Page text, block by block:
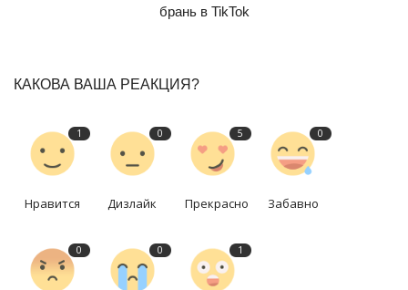
брань в TikTok
КАКОВА ВАША РЕАКЦИЯ?
1
Нравится
0
Дизлайк
5
Прекрасно
0
Забавно
0 0 1